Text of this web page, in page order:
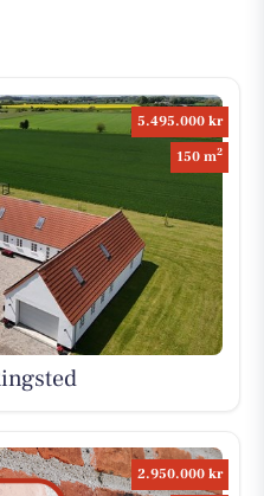
5.495.000 kr
150 m2
2.950.000 kr